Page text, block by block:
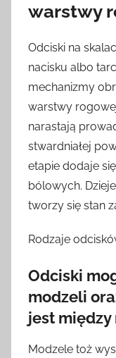
warstwy
Odciski na
nacisku albo
mechanizmy
warstwy
narastają
stwardniałej
etapie dodaje
bólowych.
tworzy się stan
Rodzaje
Odciski
modzeli
jest między
Modzele toż